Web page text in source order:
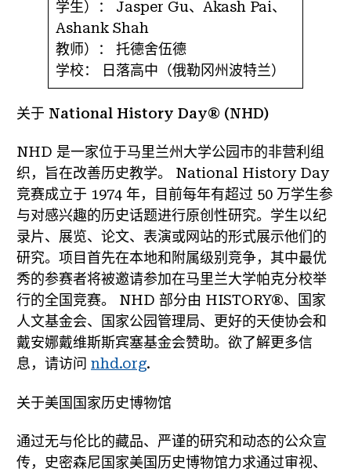
学生）：
Jasper Gu、Akash Pai、
Ashank Shah
教师）：
托德舍伍德
学校：
日落高中（俄勒冈州波特兰）
关于 National History Day® (NHD)
NHD 是一家位于马里兰州大学公园市的非营利组
织，旨在改善历史教学。 National History Day
竞赛成立于 1974 年，目前每年有超过 50 万学生参
与对感兴趣的历史话题进行原创性研究。学生以纪
录片、展览、论文、表演或网站的形式展示他们的
研究。项目首先在本地和附属级别竞争，其中最优
秀的参赛者将被邀请参加在马里兰大学帕克分校举
行的全国竞赛。 NHD 部分由 HISTORY®、国家
人文基金会、国家公园管理局、更好的天使协会和
戴安娜戴维斯斯宾塞基金会赞助。欲了解更多信
息，请访问 nhd.org.
关于美国国家历史博物馆
通过无与伦比的藏品、严谨的研究和动态的公众宣
传，史密森尼国家美国历史博物馆力求通过审视、